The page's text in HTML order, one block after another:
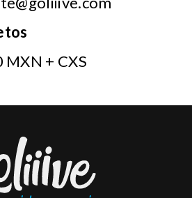
+ CXS